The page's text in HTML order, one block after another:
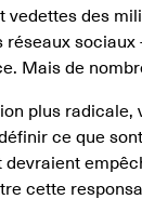
vedettes des
Mais de
plus
ce que
cette